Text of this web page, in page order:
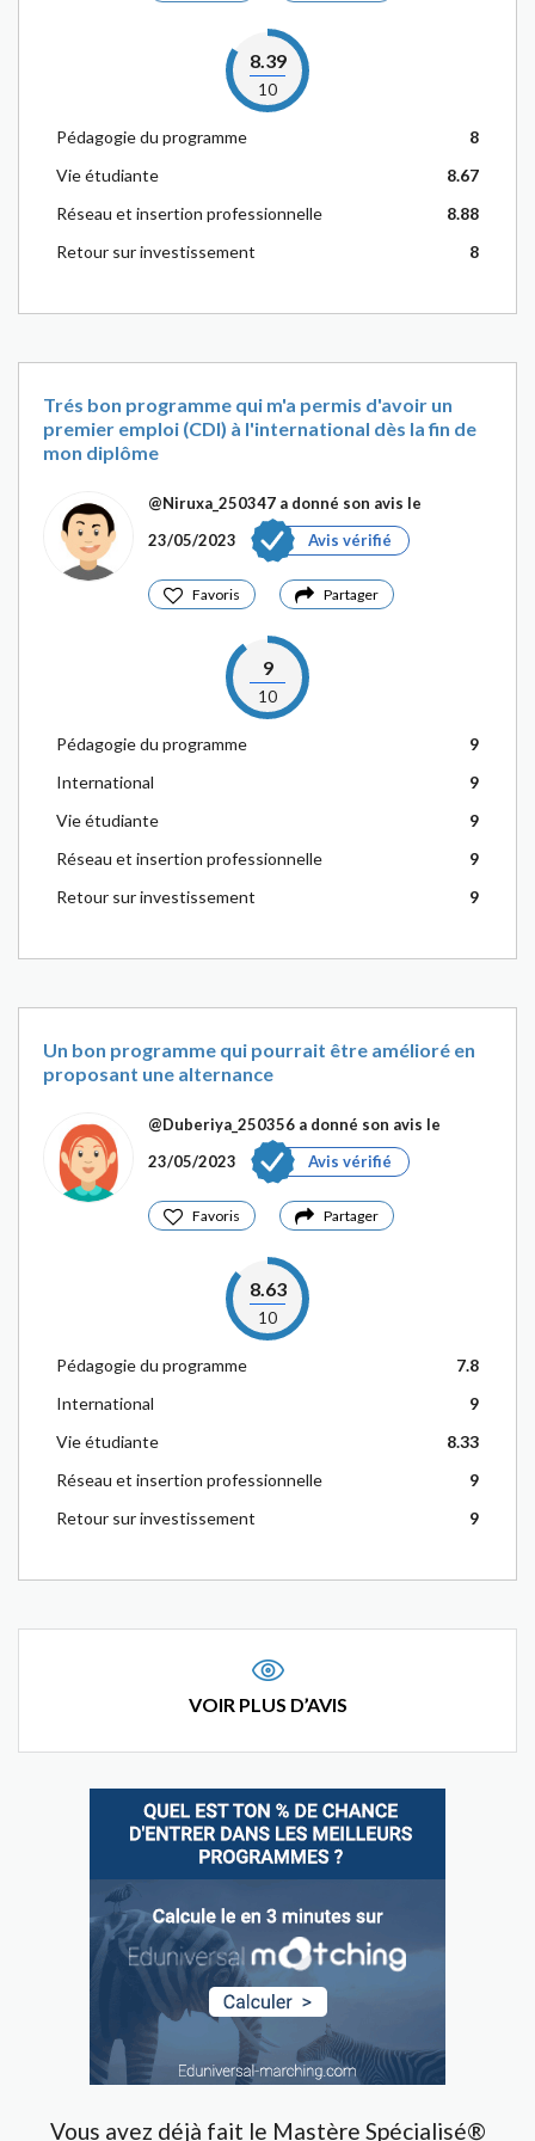
8.39
10
Pédagogie du programme
8
Vie étudiante
8.67
Réseau et insertion professionnelle
8.88
Retour sur investissement
8
Trés bon programme qui m'a permis d'avoir un
premier emploi (CDI) à l'international dès la fin de
mon diplôme
@Niruxa_250347 a donné son avis le
23/05/2023
Avis vérifié
Favoris Partager
9
10
Pédagogie du programme
9
International
9
Vie étudiante
9
Réseau et insertion professionnelle
9
Retour sur investissement
9
Un bon programme qui pourrait être amélioré en
proposant une alternance
@Duberiya_250356 a donné son avis le
23/05/2023
Avis vérifié
Favoris Partager
8.63
10
Pédagogie du programme
7.8
International
9
Vie étudiante
8.33
Réseau et insertion professionnelle
9
Retour sur investissement
9
VOIR PLUS D’AVIS
Vous avez déjà fait le Mastère Spécialisé®